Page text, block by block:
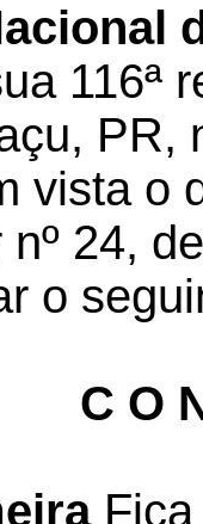
116ª
PR,
vista o
24,
o
C O